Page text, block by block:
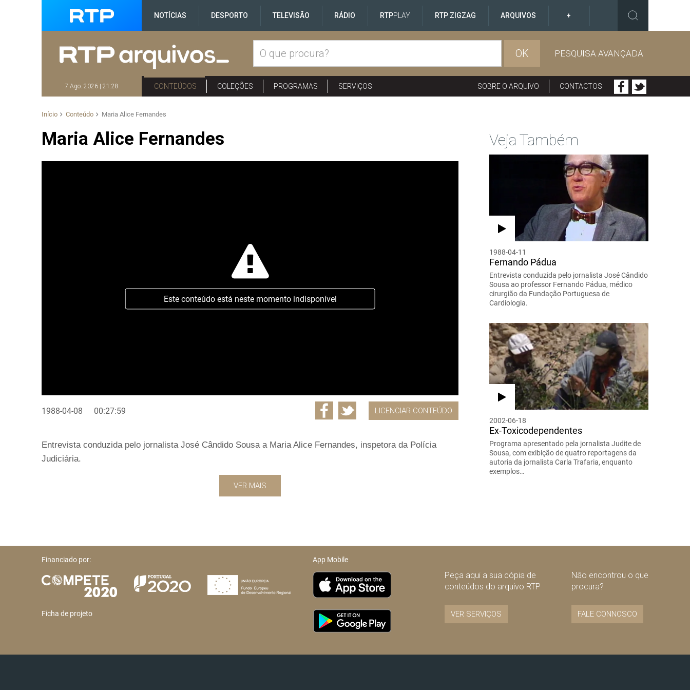
NOTÍCIAS DESPORTO TELEVISÃO RÁDIO RTPPLAY RTP ZIGZAG ARQUIVOS +
OK PESQUISA AVANÇADA
7 Ago. 2026 | 21:28 CONTEÚDOS COLEÇÕES PROGRAMAS SERVIÇOS SOBRE O ARQUIVO CONTACTOS
Início Conteúdo Maria Alice Fernandes
Maria Alice Fernandes
Este conteúdo está neste momento indisponível
1988-04-08 00:27:59 LICENCIAR CONTEÚDO
Entrevista conduzida pelo jornalista José Cândido Sousa a Maria Alice Fernandes, inspetora da Polícia
Judiciária.
VER MAIS
Veja Também
1988-04-11
Fernando Pádua
Entrevista conduzida pelo jornalista José Cândido
Sousa ao professor Fernando Pádua, médico
cirurgião da Fundação Portuguesa de
Cardiologia.
2002-06-18
Ex-Toxicodependentes
Programa apresentado pela jornalista Judite de
Sousa, com exibição de quatro reportagens da
autoria da jornalista Carla Trafaria, enquanto
exemplos…
Financiado por:
Ficha de projeto
App Mobile
Peça aqui a sua cópia de
conteúdos do arquivo RTP
VER SERVIÇOS
Não encontrou o que
procura?
FALE CONNOSCO